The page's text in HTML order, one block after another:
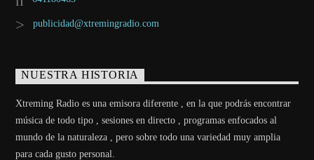
publicidad@xtremingradio.com
NUESTRA HISTORIA
Xtreming Radio es una emisora diferente , en la que podrás encontrar
música de todo tipo , sesiones en directo , programas enfocados al
mundo de la naturaleza , pero sobre todo una variedad muy amplia
para cada gusto personal.